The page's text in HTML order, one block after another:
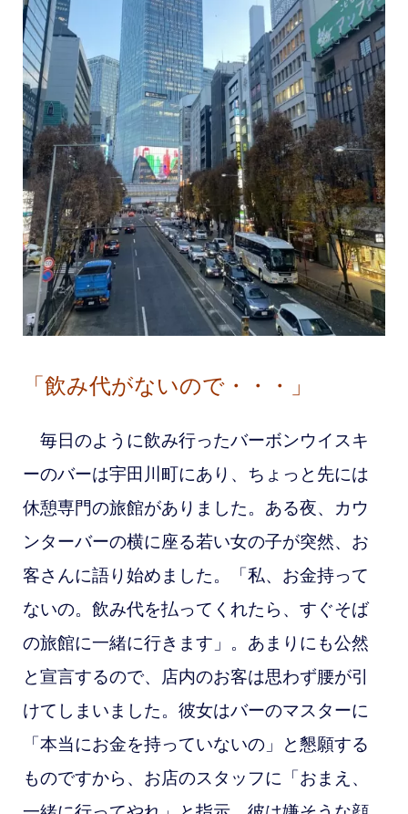
「飲み代がないので・・・」
毎日のように飲み行ったバーボンウイスキ
ーのバーは宇田川町にあり、ちょっと先には
休憩専門の旅館がありました。ある夜、カウ
ンターバーの横に座る若い女の子が突然、お
客さんに語り始めました。「私、お金持って
ないの。飲み代を払ってくれたら、すぐそば
の旅館に一緒に行きます」。あまりにも公然
と宣言するので、店内のお客は思わず腰が引
けてしまいました。彼女はバーのマスターに
「本当にお金を持っていないの」と懇願する
ものですから、お店のスタッフに「おまえ、